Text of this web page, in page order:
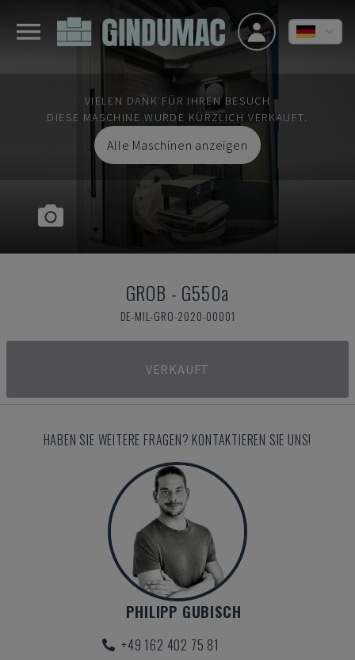
VIELEN DANK FÜR IHREN BESUCH
DIESE MASCHINE WURDE KÜRZLICH VERKAUFT.
Alle Maschinen anzeigen
GROB - G550a
DE-MIL-GRO-2020-00001
VERKAUFT
HABEN SIE WEITERE FRAGEN? KONTAKTIEREN SIE UNS!
PHILIPP GUBISCH
+49 162 402 75 81